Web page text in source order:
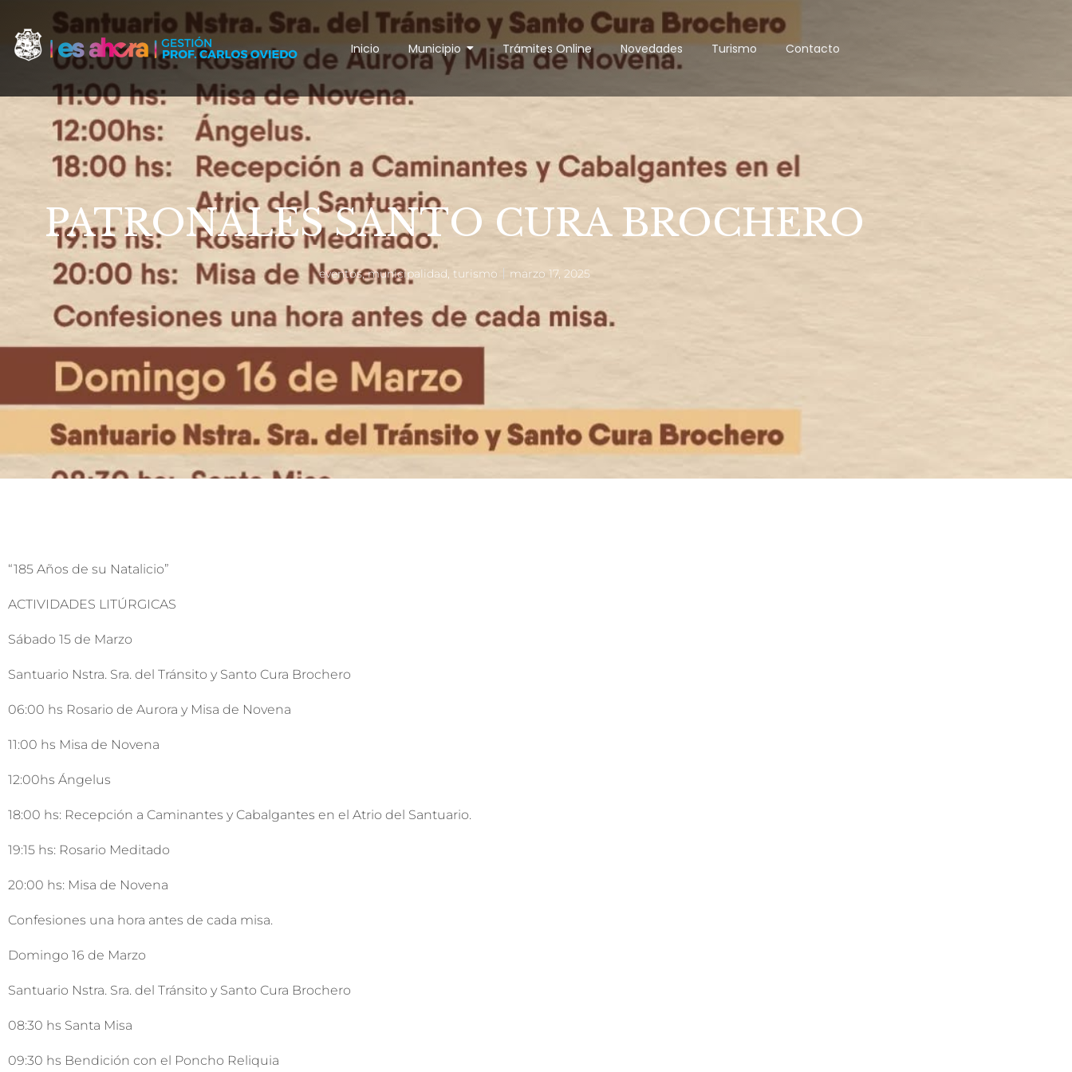
Inicio Municipio Trámites Online Novedades Turismo Contacto
PATRONALES SANTO CURA BROCHERO
eventos,municipalidad turismo marzo 17, 2025
“185 Años de su Natalicio”
ACTIVIDADES LITÚRGICAS
Sábado 15 de Marzo
Santuario Nstra. Sra. del Tránsito y Santo Cura Brochero
06:00 hs Rosario de Aurora y Misa de Novena
11:00 hs Misa de Novena
12:00hs Ángelus
18:00 hs: Recepción a Caminantes y Cabalgantes en el Atrio del Santuario.
19:15 hs: Rosario Meditado
20:00 hs: Misa de Novena
Confesiones una hora antes de cada misa.
Domingo 16 de Marzo
Santuario Nstra. Sra. del Tránsito y Santo Cura Brochero
08:30 hs Santa Misa
09:30 hs Bendición con el Poncho Reliquia